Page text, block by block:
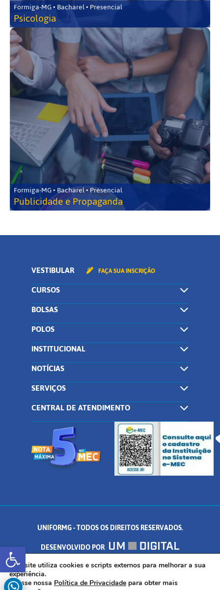
Abrir a barra de ferramentas
Formiga-MG • Bacharel • Presencial
Psicologia
Formiga-MG • Bacharel • Presencial
Publicidade e Propaganda
VESTIBULAR FAÇA SUA INSCRIÇÃO
CURSOS
BOLSAS
POLOS
INSTITUCIONAL
NOTÍCIAS
SERVIÇOS
CENTRAL DE ATENDIMENTO
UNIFORMG - TODOS OS DIREITOS RESERVADOS.
DESENVOLVIDO POR
AV. DR. ARNALDO DE SENNA, 328 - PALMEIRAS, FORMIGA/MG - CEP:
35.574.530
Este site utiliza cookies e scripts externos para melhorar a sua
experiência.
Acesse nossa Política de Privacidade para obter mais